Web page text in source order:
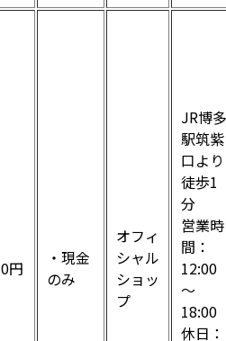
0円
・現金
のみ
オフィ
シャル
ショッ
プ
JR博多
駅筑紫
口より
徒歩1
分
営業時
間：
12:00
～
18:00
休日：